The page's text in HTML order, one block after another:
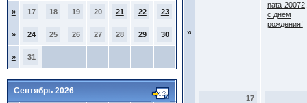
» 17 18 19 20 21 22 23
» 24 25 26 27 28 29 30
» 31
Сентябрь 2026
»
nata-20072,
с днем
рождения!
17